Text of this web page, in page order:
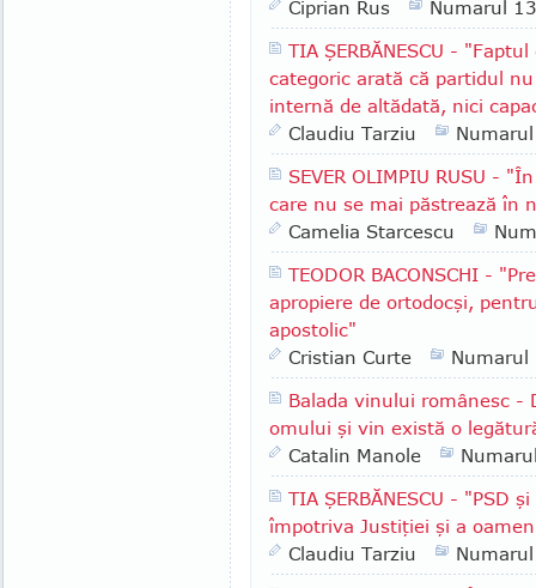
Ciprian Rus
Numarul
TIA ŞERBĂNESCU -
categoric arată că partidul
internă de altădată, nici
Claudiu Tarziu
SEVER OLIMPIU RUSU -
care nu se mai păstrează în
Camelia Starcescu
TEODOR BACONSCHI -
apropiere de ortodocşi,
apostolic"
Cristian Curte
Numarul
Balada vinului românesc
omului şi vin există o
Catalin Manole
TIA ŞERBĂNESCU - "PSD
împotriva Justiţiei şi a
Claudiu Tarziu